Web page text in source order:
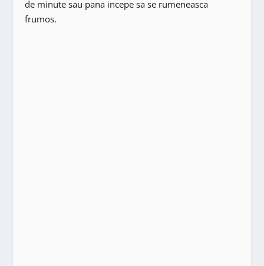
de minute sau pana incepe sa se rumeneasca
frumos.